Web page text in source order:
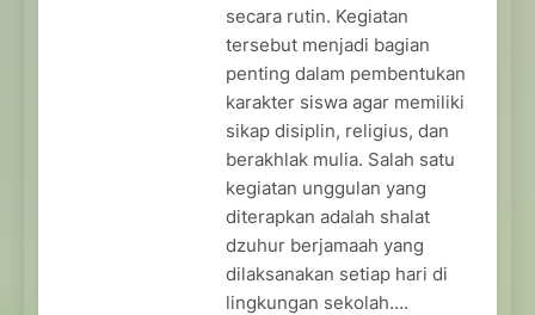
secara rutin. Kegiatan
tersebut menjadi bagian
penting dalam pembentukan
karakter siswa agar memiliki
sikap disiplin, religius, dan
berakhlak mulia. Salah satu
kegiatan unggulan yang
diterapkan adalah shalat
dzuhur berjamaah yang
dilaksanakan setiap hari di
lingkungan sekolah….